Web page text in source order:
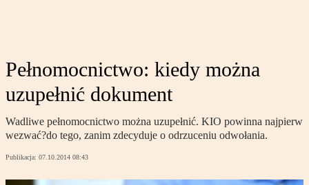
Pełnomocnictwo: kiedy można
uzupełnić dokument
Wadliwe pełnomocnictwo można uzupełnić. KIO powinna najpierw
wezwać?do tego, zanim zdecyduje o odrzuceniu odwołania.
Publikacja: 07.10.2014 08:43